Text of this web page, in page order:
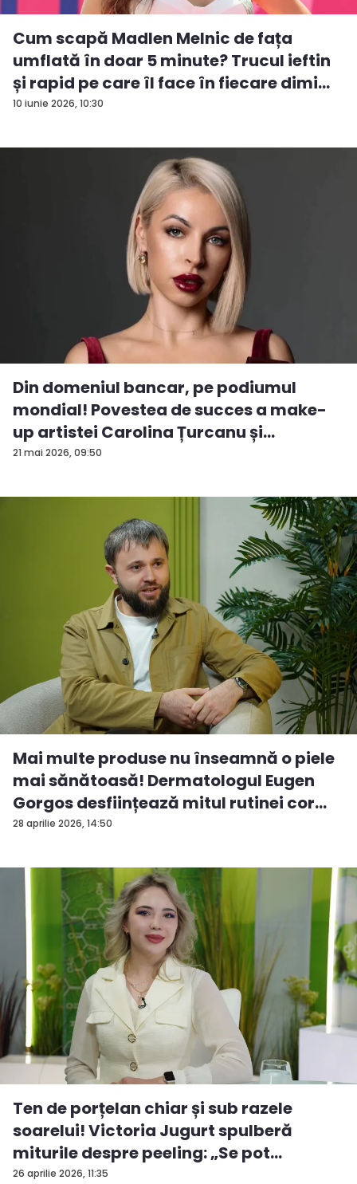
10 iunie 2026, 10:30
Cum scapă Madlen Melnic de fața
umflată în doar 5 minute? Trucul ieftin
și rapid pe care îl face în fiecare dimi...
21 mai 2026, 09:50
Din domeniul bancar, pe podiumul
mondial! Povestea de succes a make-
up artistei Carolina Țurcanu și
tendințe...
28 aprilie 2026, 14:50
Mai multe produse nu înseamnă o piele
mai sănătoasă! Dermatologul Eugen
Gorgos desființează mitul rutinei cor...
26 aprilie 2026, 11:35
Ten de porțelan chiar și sub razele
soarelui! Victoria Jugurt spulberă
miturile despre peeling: „Se pot
efectua...